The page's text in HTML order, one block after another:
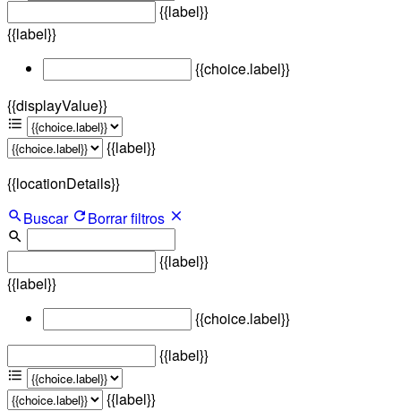
{{label}}
{{label}}
{{choice.label}}
{{displayValue}}
{{label}}
{{locationDetails}}
Buscar
Borrar filtros
{{label}}
{{label}}
{{choice.label}}
{{label}}
{{label}}